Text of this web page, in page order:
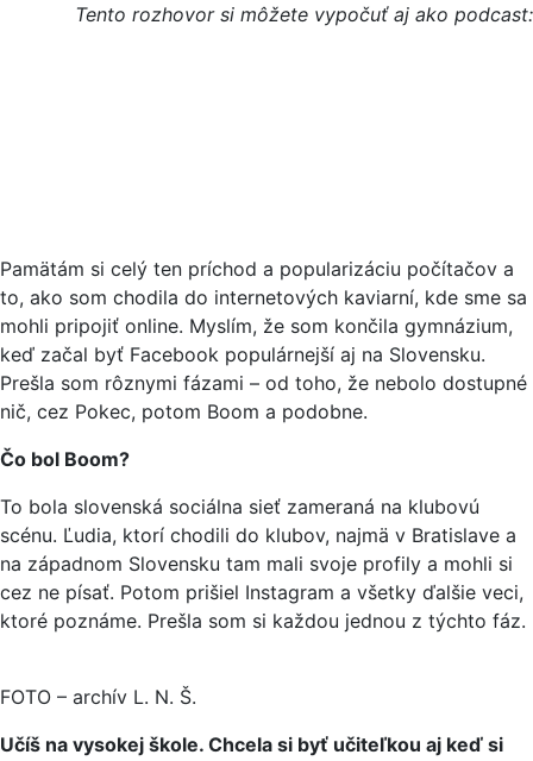
Tento rozhovor si môžete vypočuť aj ako podcast:
Pamätám si celý ten príchod a popularizáciu počítačov a
to, ako som chodila do internetových kaviarní, kde sme sa
mohli pripojiť online. Myslím, že som končila gymnázium,
keď začal byť Facebook populárnejší aj na Slovensku.
Prešla som rôznymi fázami – od toho, že nebolo dostupné
nič, cez Pokec, potom Boom a podobne.
Čo bol Boom?
To bola slovenská sociálna sieť zameraná na klubovú
scénu. Ľudia, ktorí chodili do klubov, najmä v Bratislave a
na západnom Slovensku tam mali svoje profily a mohli si
cez ne písať. Potom prišiel Instagram a všetky ďalšie veci,
ktoré poznáme. Prešla som si každou jednou z týchto fáz.
FOTO – archív L. N. Š.
Učíš na vysokej škole. Chcela si byť učiteľkou aj keď si